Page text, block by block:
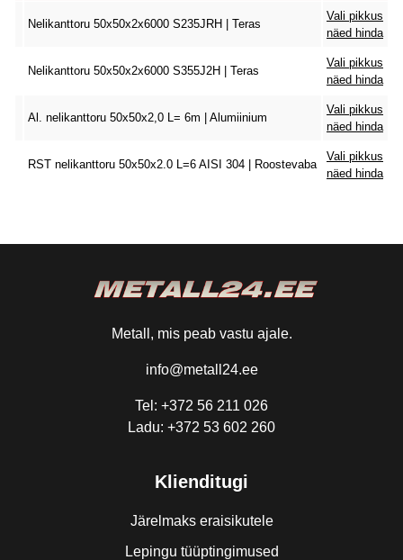
Nelikanttoru 50x50x2x6000 S235JRH | Teras
Vali pikkus
näed hinda
Nelikanttoru 50x50x2x6000 S355J2H | Teras
Vali pikkus
näed hinda
Al. nelikanttoru 50x50x2,0 L= 6m | Alumiinium
Vali pikkus
näed hinda
RST nelikanttoru 50x50x2.0 L=6 AISI 304 | Roostevaba
Vali pikkus
näed hinda
Metall, mis peab vastu ajale.
info@metall24.ee
Tel: +372 56 211 026
Ladu: +372 53 602 260
Klienditugi
Järelmaks eraisikutele
Lepingu tüüptingimused